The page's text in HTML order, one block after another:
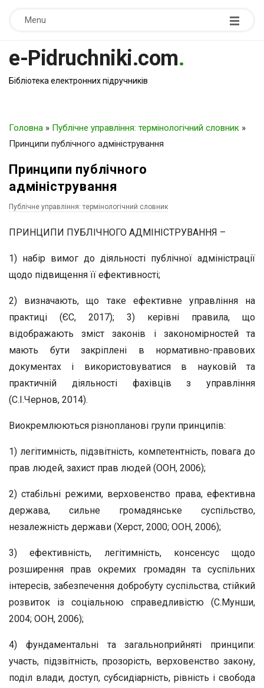
Menu
e-Pidruchniki.com.
Бібліотека електронних підручників
Головна » Публічне управління: термінологічний словник »
Принципи публічного адміністрування
Принципи публічного
адміністрування
Публічне управління: термінологічний словник
ПРИНЦИПИ ПУБЛІЧНОГО АДМІНІСТРУВАННЯ –
1) набір вимог до діяльності публічної адміністрації
щодо підвищення її ефективності;
2) визначають, що таке ефективне управління на
практиці (ЄС, 2017); 3) керівні правила, що
відображають зміст законів і закономірностей та
мають бути закріплені в нормативно-правових
документах і використовуватися в науковій та
практичній діяльності фахівців з управління
(С.І.Чернов, 2014).
Виокремлюються різнопланові групи принципів:
1) легітимність, підзвітність, компетентність, повага до
прав людей, захист прав людей (ООН, 2006);
2) стабільні режими, верховенство права, ефективна
держава, сильне громадянське суспільство,
незалежність держави (Херст, 2000; ООН, 2006);
3) ефективність, легітимність, консенсус щодо
розширення прав окремих громадян та суспільних
інтересів, забезпечення добробуту суспільства, стійкий
розвиток із соціальною справедливістю (С.Мунши,
2004; ООН, 2006);
4) фундаментальні та загальноприйняті принципи:
участь, підзвітність, прозорість, верховенство закону,
поділ влади, доступ, субсидіарність, рівність і свобода